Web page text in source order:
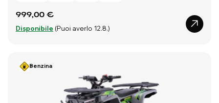
999,00 €
Disponibile (Puoi averlo 12.8.)
Benzina